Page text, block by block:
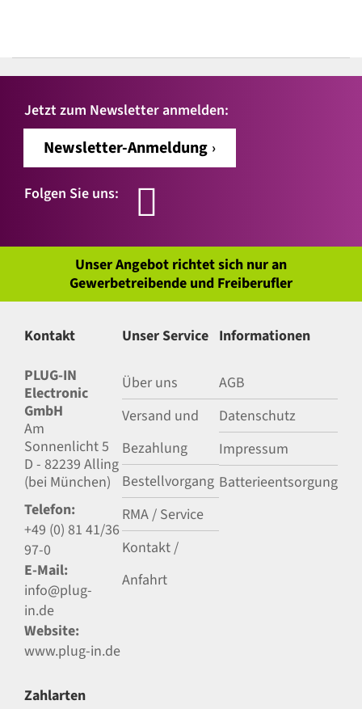
Jetzt zum Newsletter anmelden:
Newsletter-Anmeldung
Folgen Sie uns:
Unser Angebot richtet sich nur an
Gewerbetreibende und Freiberufler
Kontakt
PLUG-IN
Electronic
GmbH
Am
Sonnenlicht 5
D - 82239 Alling
(bei München)
Telefon:
+49 (0) 81 41/36
97-0
E-Mail:
info@plug-
in.de
Website:
www.plug-in.de
Unser Service
Über uns
Versand und
Bezahlung
Bestellvorgang
RMA / Service
Kontakt /
Anfahrt
Informationen
AGB
Datenschutz
Impressum
Batterieentsorgung
Zahlarten